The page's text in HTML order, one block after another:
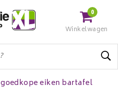
0
Winkelwagen
goedkope eiken bartafel